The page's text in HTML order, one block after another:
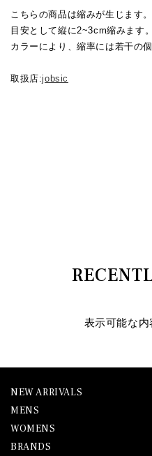
こちらの商品は縮みが生じます。
目安として縦に2~3cm縮みます。
カラーにより、縮率には若干の
取扱店:jobsic
表示可能な
NEW ARRIVALS
MENS
WOMENS
BRANDS